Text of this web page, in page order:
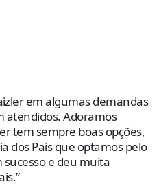
em algumas demandas
atendidos. Adoramos
tem sempre boas opções,
dos Pais que optamos pelo
sucesso e deu muita